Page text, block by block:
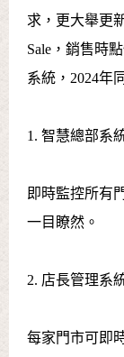
求，更大舉更
Sale，銷售時
系統，2024年
1. 智慧總部系
即時監控所有
一目瞭然。
2. 店長管理系
每家門市可即